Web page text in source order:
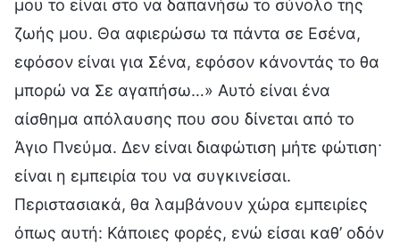
μου το είναι στο να δαπανήσω το σύνολο της
ζωής μου. Θα αφιερώσω τα πάντα σε Εσένα,
εφόσον είναι για Σένα, εφόσον κάνοντάς το θα
μπορώ να Σε αγαπήσω…» Αυτό είναι ένα
αίσθημα απόλαυσης που σου δίνεται από το
Άγιο Πνεύμα. Δεν είναι διαφώτιση μήτε φώτιση·
είναι η εμπειρία του να συγκινείσαι.
Περιστασιακά, θα λαμβάνουν χώρα εμπειρίες
όπως αυτή: Κάποιες φορές, ενώ είσαι καθ’ οδόν